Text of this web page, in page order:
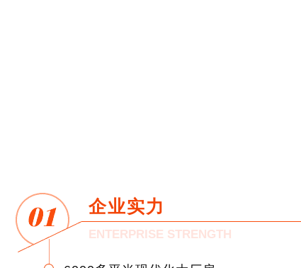
企业实力
ENTERPRISE STRENGTH